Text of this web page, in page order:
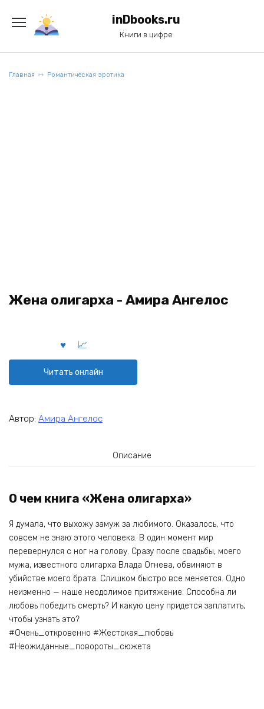
содержанию
inDbooks.ru
Книги в цифре
Главная Романтическая эротика
Жена олигарха - Амира Ангелос
Читать онлайн
Автор: Амира Ангелос
Описание
О чем книга «Жена олигарха»
Я думала, что выхожу замуж за любимого. Оказалось, что
совсем не знаю этого человека. В один момент мир
перевернулся с ног на голову. Сразу после свадьбы, моего
мужа, известного олигарха Влада Огнева, обвиняют в
убийстве моего брата. Слишком быстро все меняется. Одно
неизменно — наше неодолимое притяжение. Способна ли
любовь победить смерть? И какую цену придется заплатить,
чтобы узнать это?
#Очень_откровенно #Жестокая_любовь
#Неожиданные_повороты_сюжета